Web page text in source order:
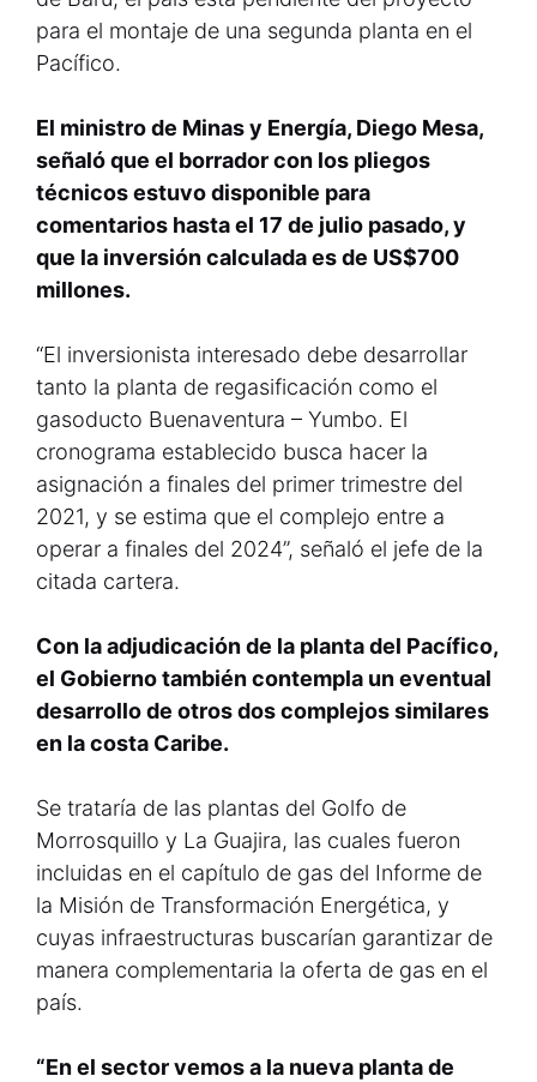
para el montaje de una segunda planta en el
Pacífico.
El ministro de Minas y Energía, Diego Mesa,
señaló que el borrador con los pliegos
técnicos estuvo disponible para
comentarios hasta el 17 de julio pasado, y
que la inversión calculada es de US$700
millones.
“El inversionista interesado debe desarrollar
tanto la planta de regasificación como el
gasoducto Buenaventura – Yumbo. El
cronograma establecido busca hacer la
asignación a finales del primer trimestre del
2021, y se estima que el complejo entre a
operar a finales del 2024”, señaló el jefe de la
citada cartera.
Con la adjudicación de la planta del Pacífico,
el Gobierno también contempla un eventual
desarrollo de otros dos complejos similares
en la costa Caribe.
Se trataría de las plantas del Golfo de
Morrosquillo y La Guajira, las cuales fueron
incluidas en el capítulo de gas del Informe de
la Misión de Transformación Energética, y
cuyas infraestructuras buscarían garantizar de
manera complementaria la oferta de gas en el
país.
“En el sector vemos a la nueva planta de